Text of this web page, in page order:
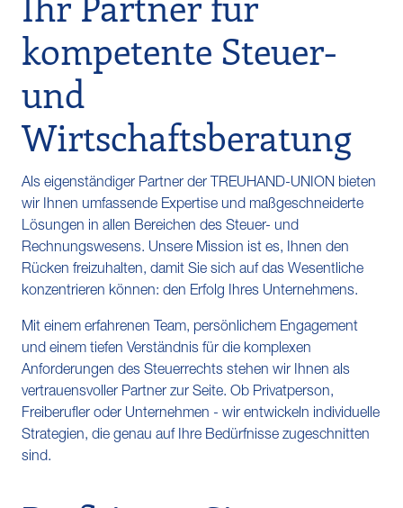
kompetente Steuer-
und
Wirtschaftsberatung
Als eigenständiger Partner der TREUHAND-UNION bieten
wir Ihnen umfassende Expertise und maßgeschneiderte
Lösungen in allen Bereichen des Steuer- und
Rechnungswesens. Unsere Mission ist es, Ihnen den
Rücken freizuhalten, damit Sie sich auf das Wesentliche
konzentrieren können: den Erfolg Ihres Unternehmens.
Mit einem erfahrenen Team, persönlichem Engagement
und einem tiefen Verständnis für die komplexen
Anforderungen des Steuerrechts stehen wir Ihnen als
vertrauensvoller Partner zur Seite. Ob Privatperson,
Freiberufler oder Unternehmen - wir entwickeln individuelle
Strategien, die genau auf Ihre Bedürfnisse zugeschnitten
sind.